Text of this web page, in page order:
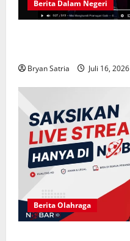
Berita Dalam Negeri
Bryan Satria Juli 16, 2026
Berita Olahraga